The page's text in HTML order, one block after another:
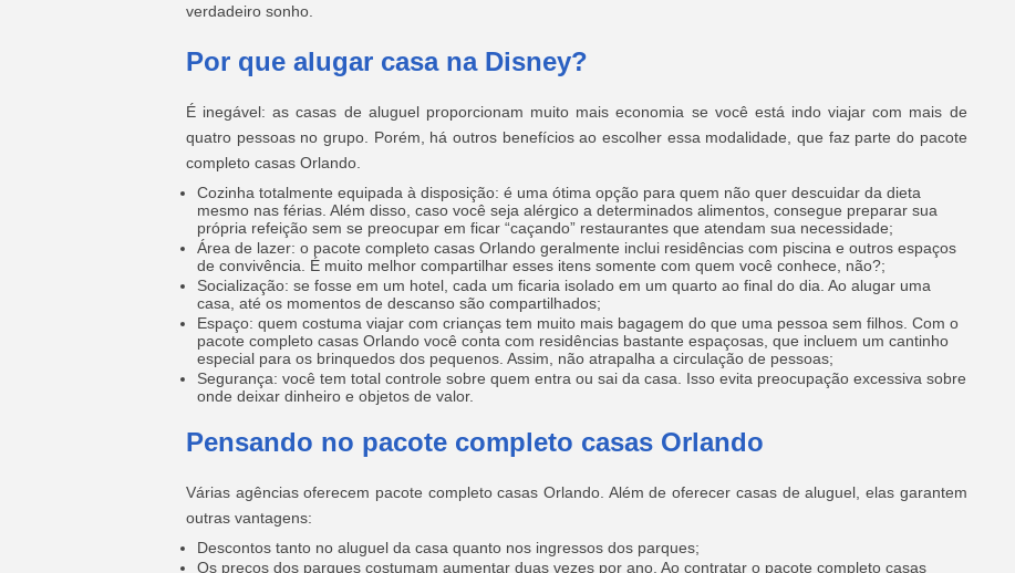
verdadeiro sonho.
Por que alugar casa na Disney?
É inegável: as casas de aluguel proporcionam muito mais economia se você está indo viajar com mais de
quatro pessoas no grupo. Porém, há outros benefícios ao escolher essa modalidade, que faz parte do pacote
completo casas Orlando.
Cozinha totalmente equipada à disposição: é uma ótima opção para quem não quer descuidar da dieta
mesmo nas férias. Além disso, caso você seja alérgico a determinados alimentos, consegue preparar sua
própria refeição sem se preocupar em ficar “caçando” restaurantes que atendam sua necessidade;
Área de lazer: o pacote completo casas Orlando geralmente inclui residências com piscina e outros espaços
de convivência. É muito melhor compartilhar esses itens somente com quem você conhece, não?;
Socialização: se fosse em um hotel, cada um ficaria isolado em um quarto ao final do dia. Ao alugar uma
casa, até os momentos de descanso são compartilhados;
Espaço: quem costuma viajar com crianças tem muito mais bagagem do que uma pessoa sem filhos. Com o
pacote completo casas Orlando você conta com residências bastante espaçosas, que incluem um cantinho
especial para os brinquedos dos pequenos. Assim, não atrapalha a circulação de pessoas;
Segurança: você tem total controle sobre quem entra ou sai da casa. Isso evita preocupação excessiva sobre
onde deixar dinheiro e objetos de valor.
Pensando no pacote completo casas Orlando
Várias agências oferecem pacote completo casas Orlando. Além de oferecer casas de aluguel, elas garantem
outras vantagens:
Descontos tanto no aluguel da casa quanto nos ingressos dos parques;
Os preços dos parques costumam aumentar duas vezes por ano. Ao contratar o pacote completo casas